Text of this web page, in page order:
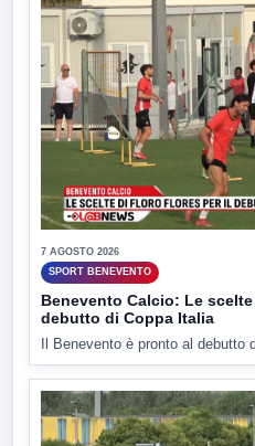
7 AGOSTO 2026
SPORT BENEVENTO
Benevento Calcio: Le
debutto di Coppa Italia
Il Benevento è pronto al debutto